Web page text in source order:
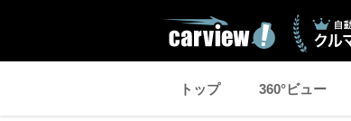
トップ 360°ビュー